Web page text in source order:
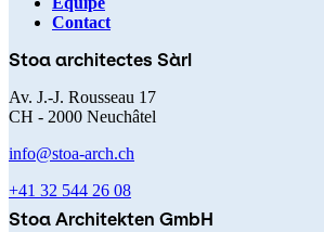
principale
Contact
Stoa architectes Sàrl
Av. J.-J. Rousseau 17
CH - 2000 Neuchâtel
info@stoa-arch.ch
+41 32 544 26 08
Stoa Architekten GmbH